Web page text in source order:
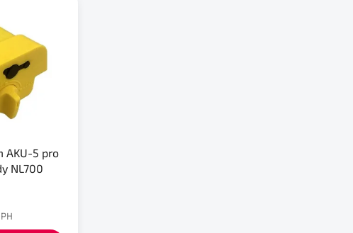
AKU-5 pro
NL700